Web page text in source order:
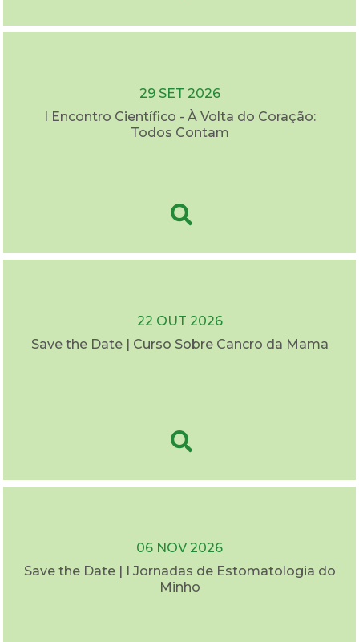
29 SET 2026
I Encontro Científico - À Volta do Coração:
Todos Contam
22 OUT 2026
Save the Date | Curso Sobre Cancro da Mama
06 NOV 2026
Save the Date | I Jornadas de Estomatologia do
Minho